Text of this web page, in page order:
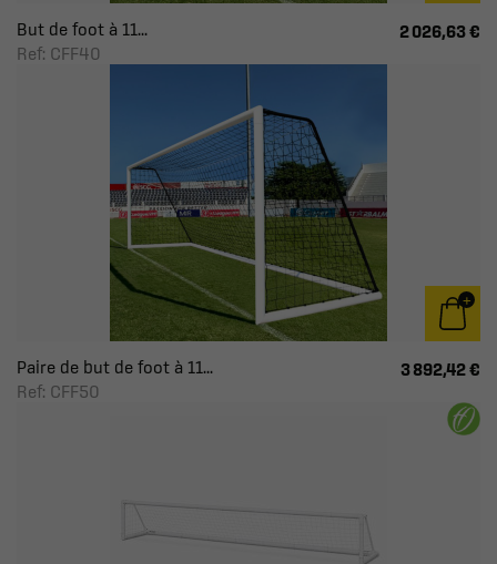
But de foot à 11...
Ref: CFF40
2 026,63 €
Paire de but de foot à 11...
Ref: CFF50
3 892,42 €